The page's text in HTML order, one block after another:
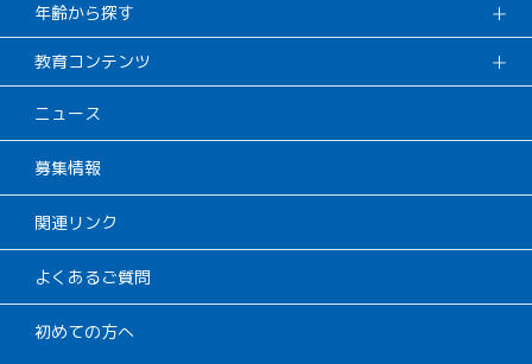
年齢から探す
教育コンテンツ
ニュース
募集情報
関連リンク
よくあるご質問
初めての方へ